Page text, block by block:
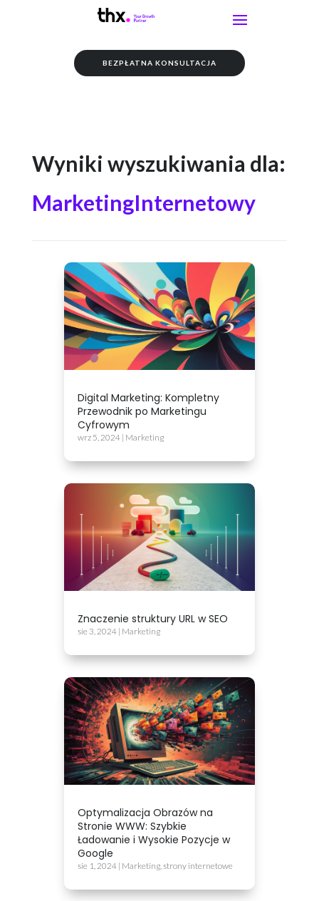
BEZPŁATNA KONSULTACJA
Wyniki wyszukiwania dla:
MarketingInternetowy
Digital Marketing: Kompletny
Przewodnik po Marketingu
Cyfrowym
wrz 5, 2024 | Marketing
Znaczenie struktury URL w SEO
sie 3, 2024 | Marketing
Optymalizacja Obrazów na
Stronie WWW: Szybkie
Ładowanie i Wysokie Pozycje w
Google
sie 1, 2024 | Marketing,strony internetowe